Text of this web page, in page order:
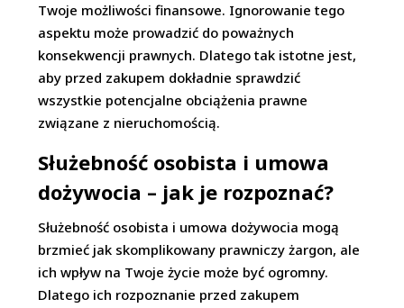
Twoje możliwości finansowe. Ignorowanie tego
aspektu może prowadzić do poważnych
konsekwencji prawnych. Dlatego tak istotne jest,
aby przed zakupem dokładnie sprawdzić
wszystkie potencjalne obciążenia prawne
związane z nieruchomością.
Służebność osobista i umowa
dożywocia – jak je rozpoznać?
Służebność osobista i umowa dożywocia mogą
brzmieć jak skomplikowany prawniczy żargon, ale
ich wpływ na Twoje życie może być ogromny.
Dlatego ich rozpoznanie przed zakupem